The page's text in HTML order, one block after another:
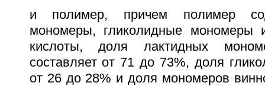
и полимер, причем полимер
мономеры, гликолидные мономеры
кислоты, доля лактидных
составляет от 71 до 73%, доля
от 26 до 28% и доля мономеров